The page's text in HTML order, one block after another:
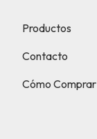
Productos
Contacto
Cómo Comprar